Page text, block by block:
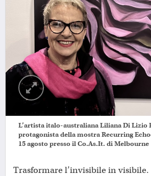
L’artista italo-australiana Liliana Di Lizio
protagonista della mostra Recurring
15 agosto presso il Co.As.It. di Melbourne
Trasformare l’invisibile in visibile.